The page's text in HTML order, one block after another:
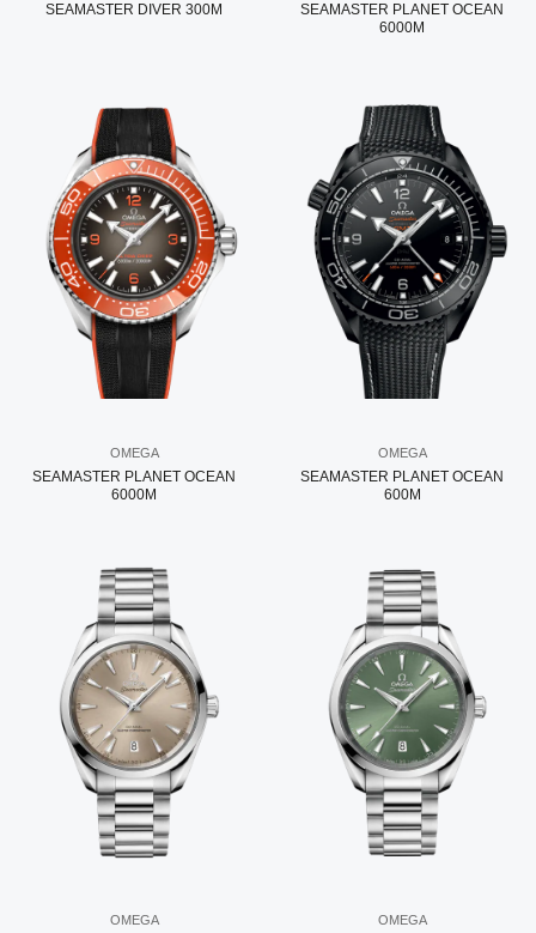
SEAMASTER DIVER 300M
SEAMASTER PLANET OCEAN
6000M
OMEGA
SEAMASTER PLANET OCEAN
6000M
OMEGA
SEAMASTER PLANET OCEAN
600M
OMEGA OMEGA